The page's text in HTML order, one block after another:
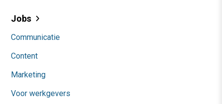
Jobs
Communicatie
Content
Marketing
Voor werkgevers